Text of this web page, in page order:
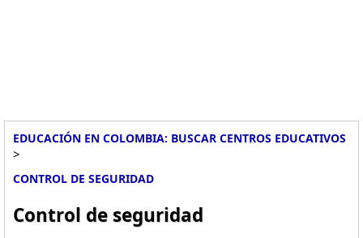
EDUCACIÓN EN COLOMBIA: BUSCAR CENTROS EDUCATIVOS
>
CONTROL DE SEGURIDAD
Control de seguridad